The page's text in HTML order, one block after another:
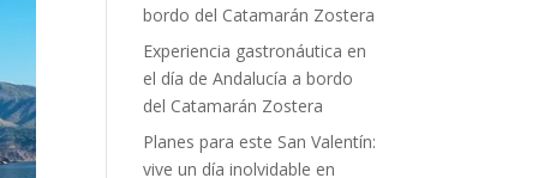
bordo del Catamarán Zostera
Experiencia gastronáutica en
el día de Andalucía a bordo
del Catamarán Zostera
Planes para este San Valentín:
vive un día inolvidable en